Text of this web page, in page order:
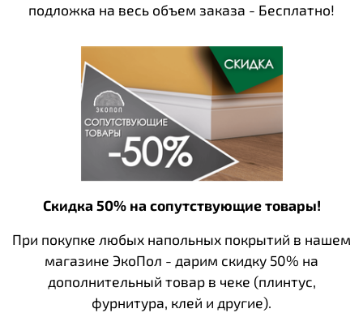
подложка на весь объем заказа - Бесплатно!
Скидка 50% на сопутствующие товары!
При покупке любых напольных покрытий в нашем
магазине ЭкоПол - дарим скидку 50% на
дополнительный товар в чеке (плинтус,
фурнитура, клей и другие).